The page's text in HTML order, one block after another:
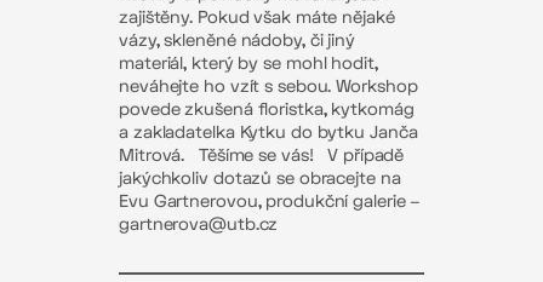
zajištěny. Pokud však máte nějaké
vázy, skleněné nádoby, či jiný
materiál, který by se mohl hodit,
neváhejte ho vzít s sebou. Workshop
povede zkušená floristka, kytkomág
a zakladatelka Kytku do bytku Janča
Mitrová. Těšíme se vás! V případě
jakýchkoliv dotazů se obracejte na
Evu Gartnerovou, produkční galerie –
gartnerova@utb.cz